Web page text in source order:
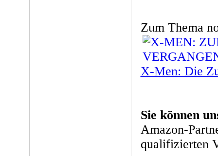
Zum Thema
X-Men: Die
Sie können
Amazon-
qualifizierten